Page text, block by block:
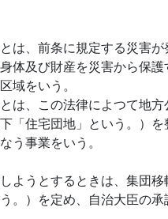
は、前条に規定する災害
体及び財産を災害から保
域をいう。
は、この法律によつて地
「住宅団地」という。）
う事業をいう。
ようとするときは、集団
。）を定め、自治大臣の